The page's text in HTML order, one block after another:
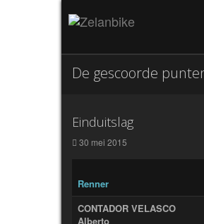
De gescoorde
Einduitslag
30 mei 2015
Renner
CONTADOR VELASCO
Alberto